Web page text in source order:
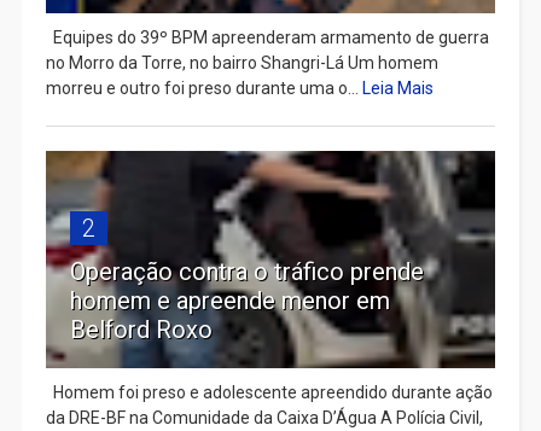
Equipes do 39º BPM apreenderam armamento de guerra
no Morro da Torre, no bairro Shangri-Lá Um homem
morreu e outro foi preso durante uma o... Leia Mais
2
Operação contra o tráfico prende
homem e apreende menor em
Belford Roxo
Homem foi preso e adolescente apreendido durante ação
da DRE-BF na Comunidade da Caixa D’Água A Polícia Civil,